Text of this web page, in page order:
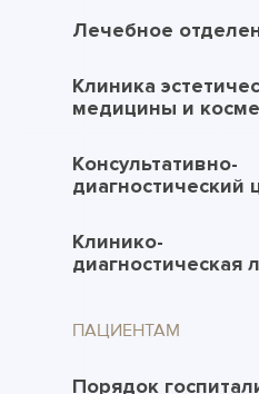
Лечебное
Клиника
медицины и
Консультативно-
диагностический
Клинико-
диагностическая
ПАЦИЕНТАМ
Порядок